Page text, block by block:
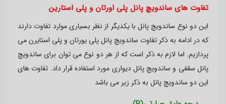
تفاوت های ساندویچ پانل پلی اورتان و پلی استارین
این دو نوع ساندویچ پانل با یکدیگر از نظر بسیاری موارد تفاوت دارند
که در ادامه به ذکر تفاوت ساندویچ پانل پلی یورتان و پلی استایرن می
پردازیم. اما لازم به ذکر است که از هر دو نوع می توان برای ساندویچ
پانل سقفی و ساندویچ پانلدیواری مورد استفاده قرار داد. تفاوت های
این دو ساندویچ پانل به ذکر زیر می باشد